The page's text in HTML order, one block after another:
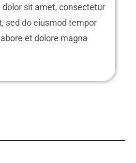
dolor sit amet, consectetur
sed do eiusmod tempor
et dolore magna